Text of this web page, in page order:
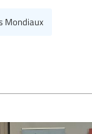
Mondiaux